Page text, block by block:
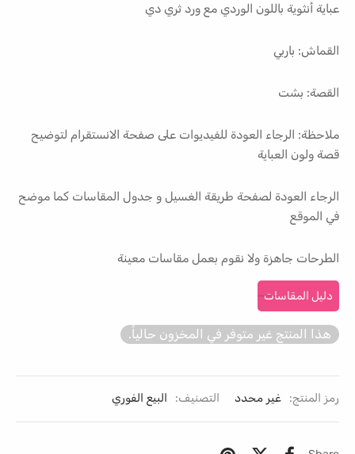
عباية أنثوية باللون الوردي مع ورد ثري دي
القماش: باربي
القصة: بشت
ملاحظة: الرجاء العودة للفيديوات على صفحة الانستقرام لتوضيح
قصة ولون العباية
الرجاء العودة لصفحة طريقة الغسيل و جدول المقاسات كما موضح
في الموقع
الطرحات جاهزة ولا نقوم بعمل مقاسات معينة
دليل المقاسات
هذا المنتج غير متوفر في المخزون حالياً.
رمز المنتج: غير محدد التصنيف: البيع الفوري